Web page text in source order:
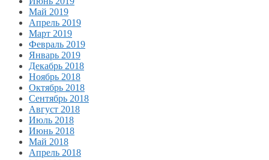
Май 2019
Апрель 2019
Март 2019
Февраль 2019
Январь 2019
Декабрь 2018
Ноябрь 2018
Октябрь 2018
Сентябрь 2018
Август 2018
Июль 2018
Июнь 2018
Май 2018
Апрель 2018